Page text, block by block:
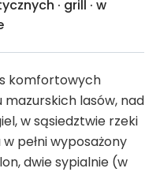
· grill · w
komfortowych
lasów, nad
w sąsiedztwie rzeki
pełni wyposażony
dwie sypialnie (w